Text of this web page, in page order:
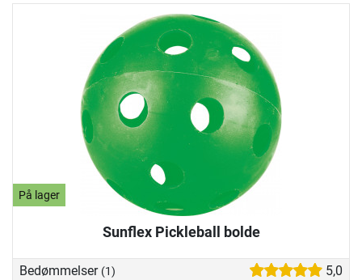
På lager
Sunflex Pickleball bolde
Bedømmelser (1) 5,0